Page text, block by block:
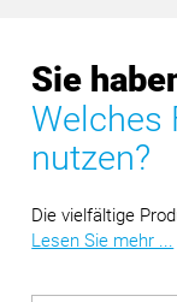
Sie
Welches
nutzen?
Die vielfältige
Lesen Sie mehr ...